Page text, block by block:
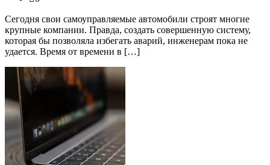
Сегодня свои самоуправляемые автомобили строят многие
крупные компании. Правда, создать совершенную систему,
которая бы позволяла избегать аварий, инженерам пока не
удается. Время от времени в […]